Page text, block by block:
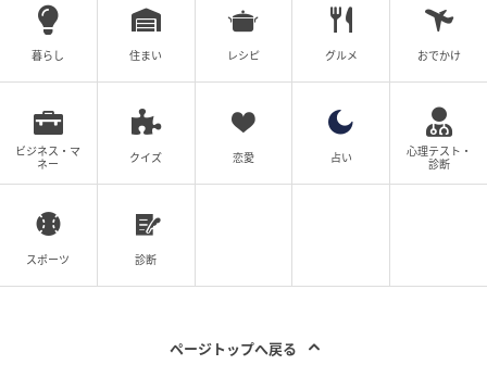
おすすめします。
標高1800mの高地温泉
万座温泉は、標高約1800mという高地に位置する温泉
地。この高度では、平地に比べて気圧が低く、血行が
促進されやすい環境にあります。硫化水素成分が毛細
血管の拡張を促すことと相まって、温泉効果がより高
まるといわれています。
また、夏でも平地より気温が低く、関東平野部が30℃
暮らし 住まい レシピ グルメ おでかけ
ビジネス・マ
ネー
クイズ 恋愛 占い
心理テスト・
診断
スポーツ 診断
ページトップへ戻る